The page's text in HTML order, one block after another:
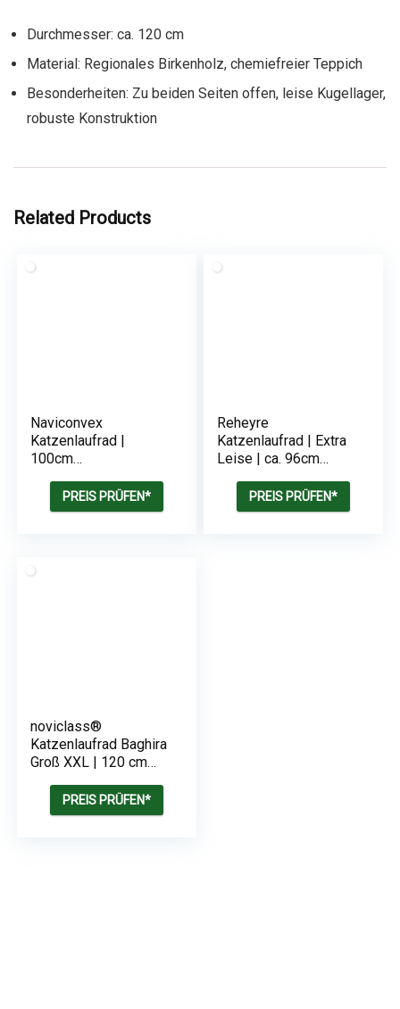
Durchmesser: ca. 120 cm
Material: Regionales Birkenholz, chemiefreier Teppich
Besonderheiten: Zu beiden Seiten offen, leise Kugellager,
robuste Konstruktion
Related Products
Naviconvex
Katzenlaufrad |
100cm
PREIS PRÜFEN*
Reheyre
Katzenlaufrad | Extra
Leise | ca. 96cm
PREIS PRÜFEN*
noviclass®
Katzenlaufrad Baghira
Groß XXL | 120 cm
große Katzen |
Laufrad für Katzen |
PREIS PRÜFEN*